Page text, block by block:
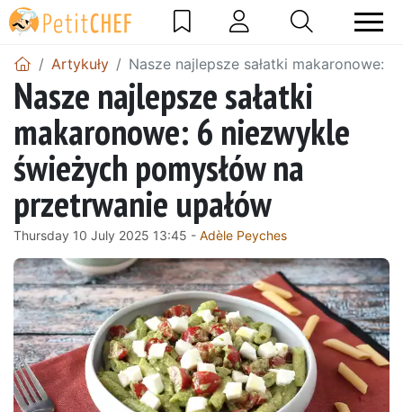
Artykuły Nasze najlepsze sałatki makaronowe:
Nasze najlepsze sałatki
makaronowe: 6 niezwykle
świeżych pomysłów na
przetrwanie upałów
Thursday 10 July 2025 13:45 - Adèle Peyches